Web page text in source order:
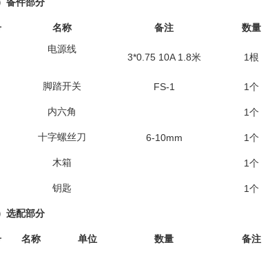
备件部分
名称 备注 数量
电源线
3*0.75 10A 1.8米 1 根
脚踏开关 FS-1 1 个
内六角 1 个
十字螺丝刀 6-10mm 1 个
木箱 1 个
钥匙 1 个
选配部分
名称 单位 数量 备注